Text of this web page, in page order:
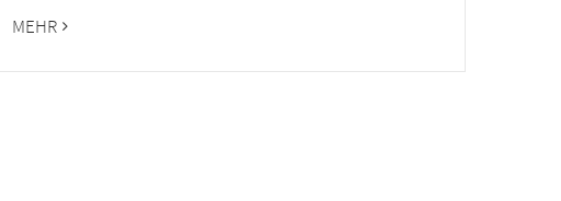
MEHR